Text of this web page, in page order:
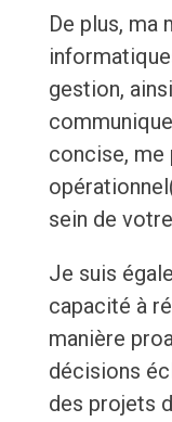
De plus, ma
gestion,
concise,
sein de
Je suis
capacité à
manière
décisions
des projets